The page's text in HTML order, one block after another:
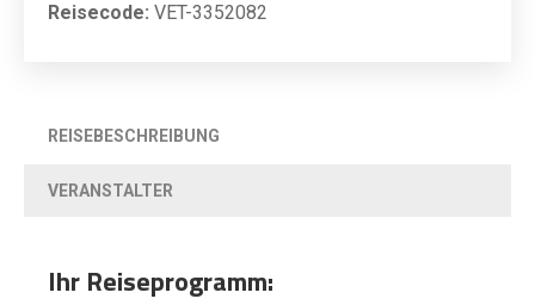
Reisecode: VET-3352082
REISEBESCHREIBUNG
VERANSTALTER
Ihr Reiseprogramm: